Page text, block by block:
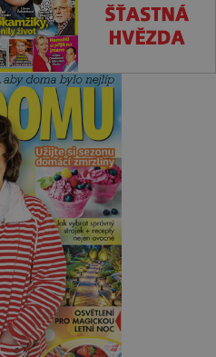
Zdravý styl